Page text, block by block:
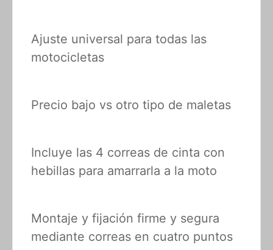
Ajuste universal para todas las
motocicletas
Precio bajo vs otro tipo de maletas
Incluye las 4 correas de cinta con
hebillas para amarrarla a la moto
Montaje y fijación firme y segura
mediante correas en cuatro puntos